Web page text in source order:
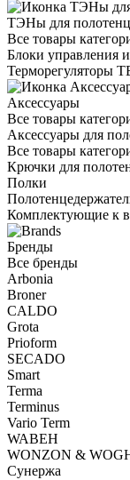
ТЭНы для
Все товары
Блоки управления
Терморегуляторы
Аксессуары
Все товары
Аксессуары для
Все товары
Крючки для
Полки
Комплектующие к
Бренды
Все бренды
Arbonia
Broner
CALDO
Grota
Prioform
SECADO
Smart
Terma
Terminus
Vario Term
WABEH
WONZON &
Сунержа